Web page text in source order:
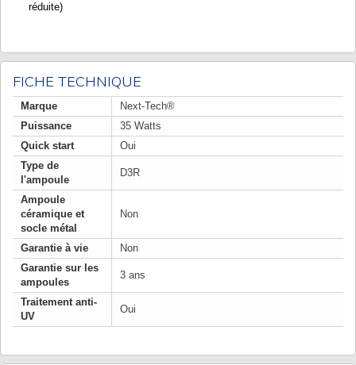
réduite)
FICHE TECHNIQUE
Marque
Next-Tech®
Puissance
35 Watts
Quick start
Oui
Type de
l'ampoule
D3R
Ampoule
céramique et
socle métal
Non
Garantie à vie
Non
Garantie sur les
ampoules
3 ans
Traitement anti-
UV
Oui